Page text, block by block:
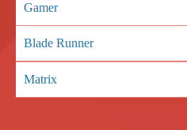
Gamer
Blade Runner
Matrix